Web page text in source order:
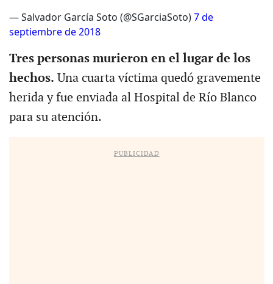
— Salvador García Soto (@SGarciaSoto)7 de
septiembre de 2018
Tres personas murieron en el lugar de los
hechos. Una cuarta víctima quedó gravemente
herida y fue enviada al Hospital de Río Blanco
para su atención.
PUBLICIDAD